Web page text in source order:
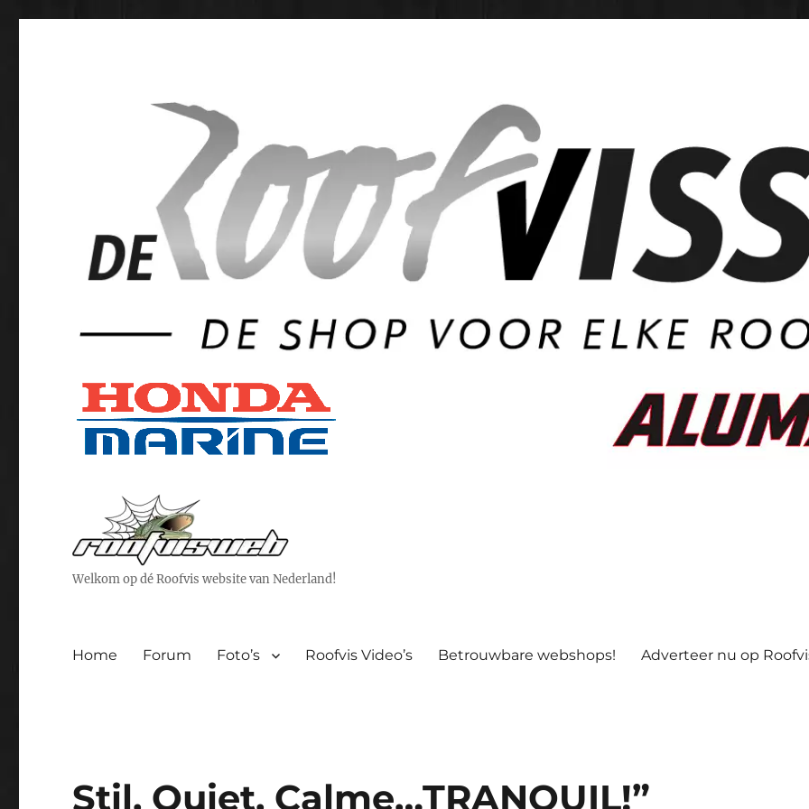
Welkom op dé Roofvis website van Nederland!
Home Forum Foto’s Roofvis Video’s Betrouwbare webshops! Adverteer nu op
Stil, Quiet, Calme…TRANQUIL!”